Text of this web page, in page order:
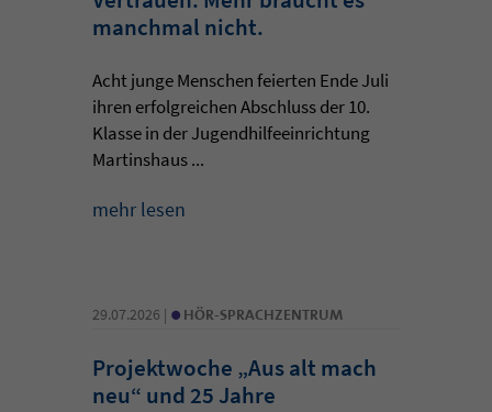
manchmal nicht.
Acht junge Menschen feierten Ende Juli
ihren erfolgreichen Abschluss der 10.
Klasse in der Jugendhilfeeinrichtung
Martinshaus ...
mehr lesen
29.07.2026 | • HÖR-SPRACHZENTRUM
Projektwoche „Aus alt mach
neu“ und 25 Jahre